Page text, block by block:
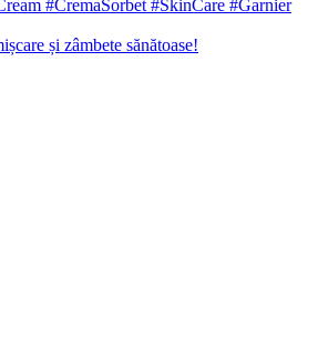
și zâmbete sănătoase!